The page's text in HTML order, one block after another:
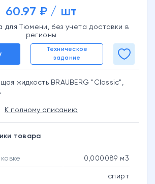
60.97 ₽ / шт
для Тюмени, без учета доставки в
регионы
Техническое
задание
жидкость BRAUBERG "Classic",
К полному описанию
товара
0,000089 м3
спирт